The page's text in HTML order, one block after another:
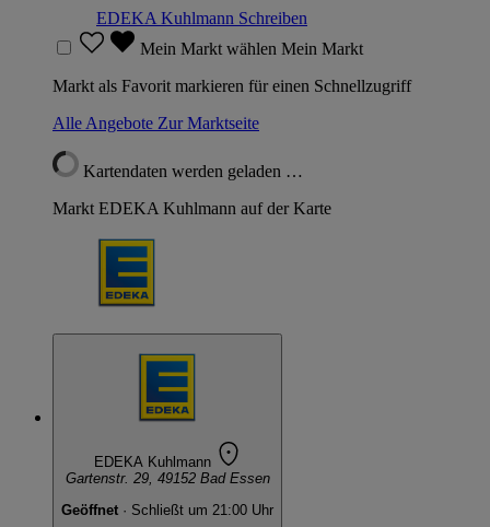
EDEKA Kuhlmann Schreiben
Mein Markt wählen Mein Markt
Markt als Favorit markieren für einen Schnellzugriff
Alle Angebote Zur Marktseite
Kartendaten werden geladen …
Markt EDEKA Kuhlmann auf der Karte
EDEKA Kuhlmann
Gartenstr. 29, 49152 Bad Essen
Geöffnet · Schließt um 21:00 Uhr